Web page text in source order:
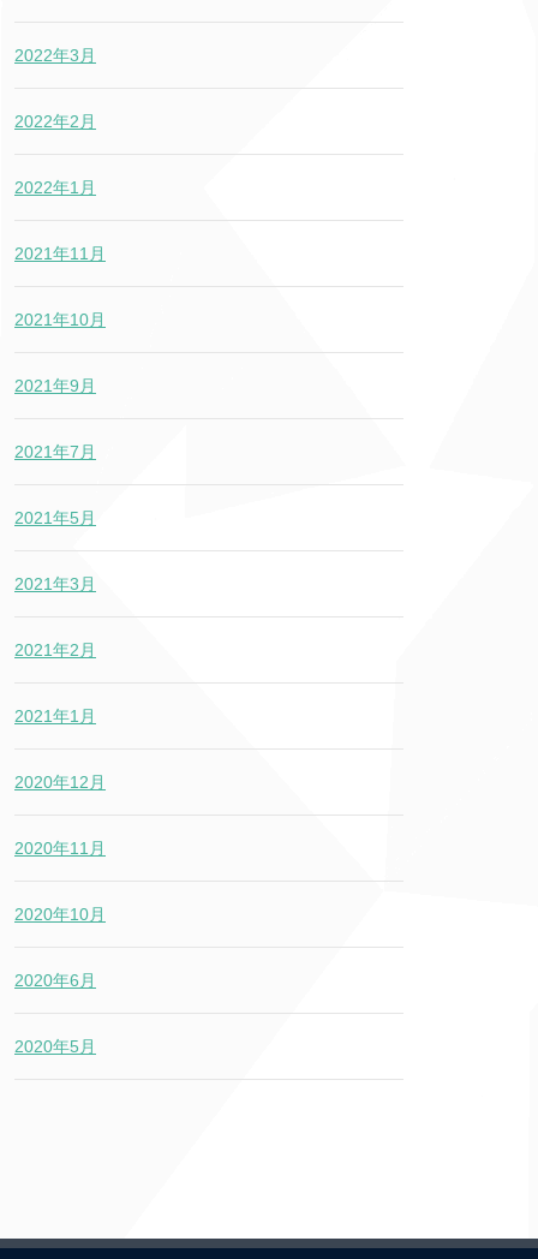
2022年3月
2022年2月
2022年1月
2021年11月
2021年10月
2021年9月
2021年7月
2021年5月
2021年3月
2021年2月
2021年1月
2020年12月
2020年11月
2020年10月
2020年6月
2020年5月